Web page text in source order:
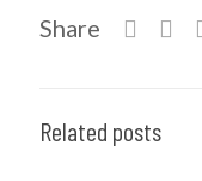
Share
Related posts